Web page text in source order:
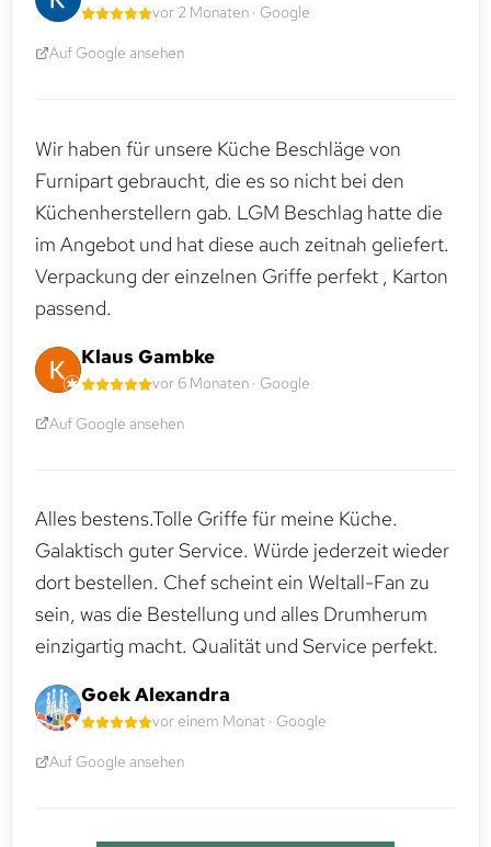
vor 2 Monaten · Google
Auf Google ansehen
Wir haben für unsere Küche Beschläge von
Furnipart gebraucht, die es so nicht bei den
Küchenherstellern gab. LGM Beschlag hatte die
im Angebot und hat diese auch zeitnah geliefert.
Verpackung der einzelnen Griffe perfekt , Karton
passend.
Klaus Gambke
vor 6 Monaten · Google
Auf Google ansehen
Alles bestens.Tolle Griffe für meine Küche.
Galaktisch guter Service. Würde jederzeit wieder
dort bestellen. Chef scheint ein Weltall-Fan zu
sein, was die Bestellung und alles Drumherum
einzigartig macht. Qualität und Service perfekt.
Goek Alexandra
vor einem Monat · Google
Auf Google ansehen